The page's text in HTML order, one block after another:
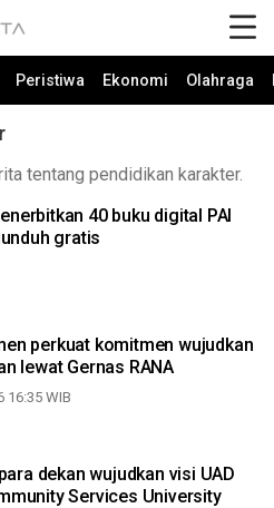
Peristiwa Ekonomi Olahraga
tentang pendidikan karakter.
40 buku digital PAI
gratis
perkuat komitmen wujudkan
lewat Gernas RANA
16:35 WIB
dekan wujudkan visi UAD
Services University